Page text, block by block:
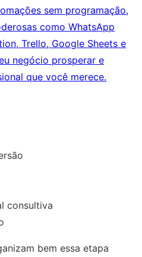
sem programação,
como WhatsApp
Trello, Google Sheets e
negócio prosperar e
que você merece.
consultiva
bem essa etapa